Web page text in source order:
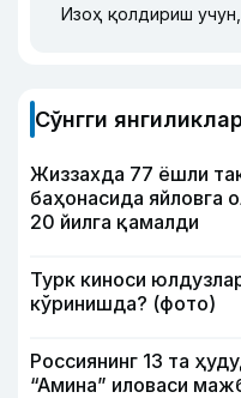
Изоҳ қолдириш
Сўнгги
Жиззахда 77 ёшли
баҳонасида яйловга
20 йилга қамалди
Турк киноси
кўринишда? (фото)
Россиянинг 13 та
“Амина” иловаси